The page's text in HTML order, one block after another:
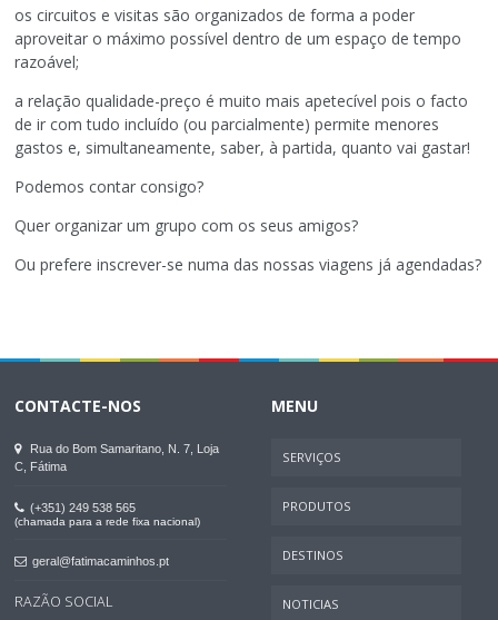
os circuitos e visitas são organizados de forma a poder
aproveitar o máximo possível dentro de um espaço de tempo
razoável;
a relação qualidade-preço é muito mais apetecível pois o facto
de ir com tudo incluído (ou parcialmente) permite menores
gastos e, simultaneamente, saber, à partida, quanto vai gastar!
Podemos contar consigo?
Quer organizar um grupo com os seus amigos?
Ou prefere inscrever-se numa das nossas viagens já agendadas?
CONTACTE-NOS
Rua do Bom Samaritano, N. 7, Loja
C, Fátima
(+351) 249 538 565
(chamada para a rede fixa nacional)
geral@fatimacaminhos.pt
RAZÃO SOCIAL
MENU
SERVIÇOS
PRODUTOS
DESTINOS
NOTICIAS